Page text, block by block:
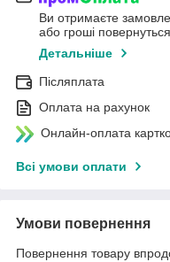
Ви отримаєте
або гроші
Детальніше
Післяплата
Оплата на рахунок
Онлайн-оплата
Всі умови оплати
Умови повернення
Повернення товару